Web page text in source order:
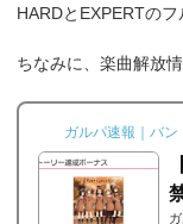
HARDとEXPERTの
ちなみに、楽曲解放
ガルパ速報｜バ